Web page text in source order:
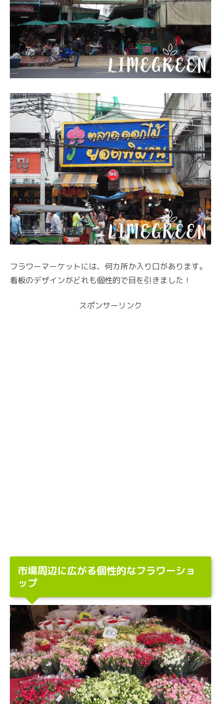
フラワーマーケットには、何カ所か入り口があります。
看板のデザインがどれも個性的で目を引きました！
スポンサーリンク
市場周辺に広がる個性的なフラワーショ
ップ